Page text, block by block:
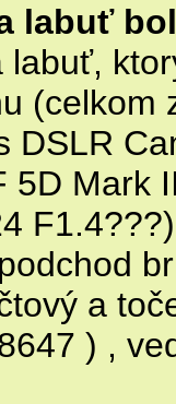
labuť
labuť,
(celkom
DSLR
5D Mark
a
) ,